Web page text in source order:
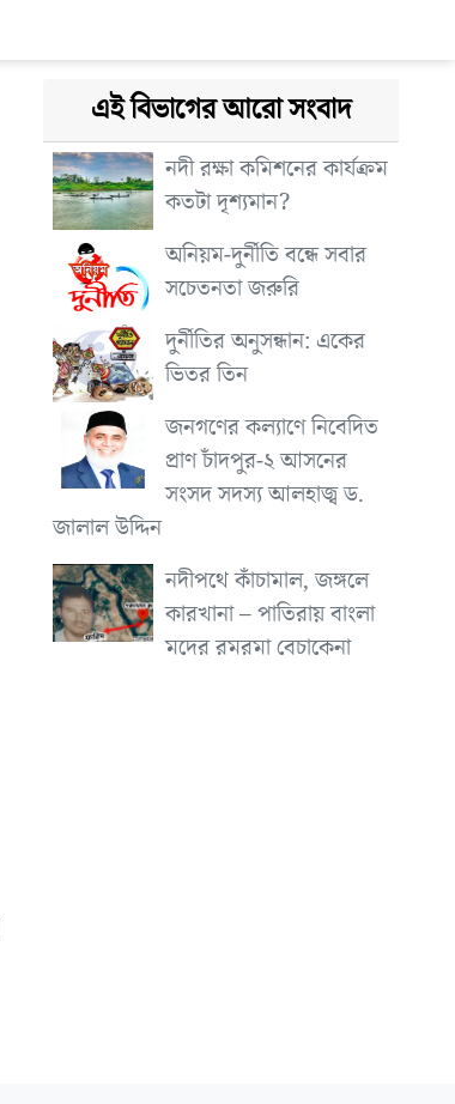
এই বিভাগের আরো সংবাদ
নদী রক্ষা কমিশনের কার্যক্রম
কতটা দৃশ্যমান?
অনিয়ম-দুর্নীতি বন্ধে সবার
সচেতনতা জরুরি
দুর্নীতির অনুসন্ধান: একের
ভিতর তিন
জনগণের কল্যাণে নিবেদিত
প্রাণ চাঁদপুর-২ আসনের
সংসদ সদস্য আলহাজ্ব ড.
জালাল উদ্দিন
নদীপথে কাঁচামাল, জঙ্গলে
কারখানা – পাতিরায় বাংলা
মদের রমরমা বেচাকেনা